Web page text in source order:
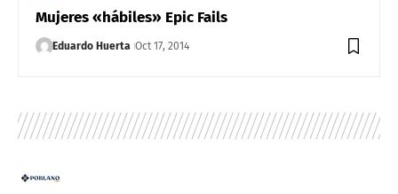
Mujeres «hábiles» Epic Fails
Eduardo Huerta Oct 17, 2014